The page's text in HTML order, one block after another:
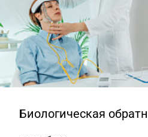
Биологическая